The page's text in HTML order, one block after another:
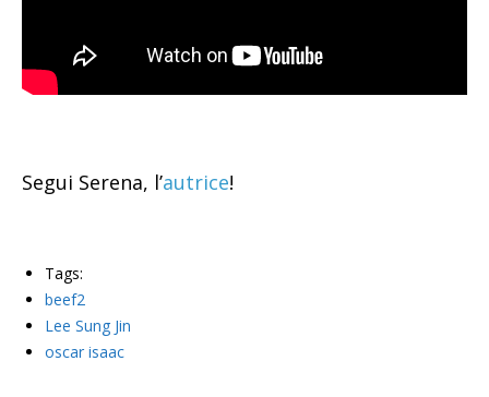
Segui Serena, l’autrice!
Tags:
beef2
Lee Sung Jin
oscar isaac